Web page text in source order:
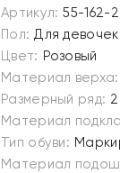
Артикул: 55-162-2
Пол: Для девочек
Цвет: Розовый
Материал верха:
Размерный ряд:
Материал
Тип обуви:
Материал